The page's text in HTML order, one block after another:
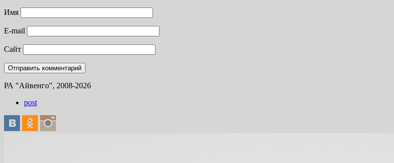
Имя
E-mail
Сайт
РА "Айвенго", 2008-2026
post